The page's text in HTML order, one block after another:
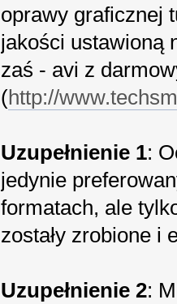
oprawy graficznej
jakości ustawioną
zaś - avi z
(http://
Uzupełnienie 1:
jedynie
formatach, ale
zostały zrobione i
Uzupełnienie 2: